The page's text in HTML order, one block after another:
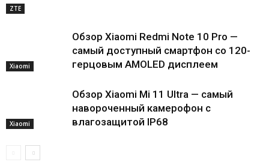
ZTE
Xiaomi
Обзор Xiaomi Redmi Note 10 Pro —
самый доступный смартфон со 120-
герцовым AMOLED дисплеем
Xiaomi
Обзор Xiaomi Mi 11 Ultra — самый
навороченный камерофон с
влагозащитой IP68